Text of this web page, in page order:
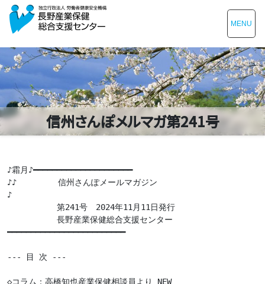
MENU
信州さんぽメルマガ第241号
♪霜月♪━━━━━━━━━━━━━━━━━━━━━
♪♪　　　　　信州さんぽメールマガジン
♪
第241号　2024年11月11日発行
長野産業保健総合支援センター
━━━━━━━━━━━━━━━━━━━━━━━━━
--- 目 次 ---
◇コラム：高橋知也産業保健相談員より NEW